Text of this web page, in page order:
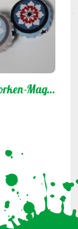
Kronkorken-Magnete (5er Tüte)